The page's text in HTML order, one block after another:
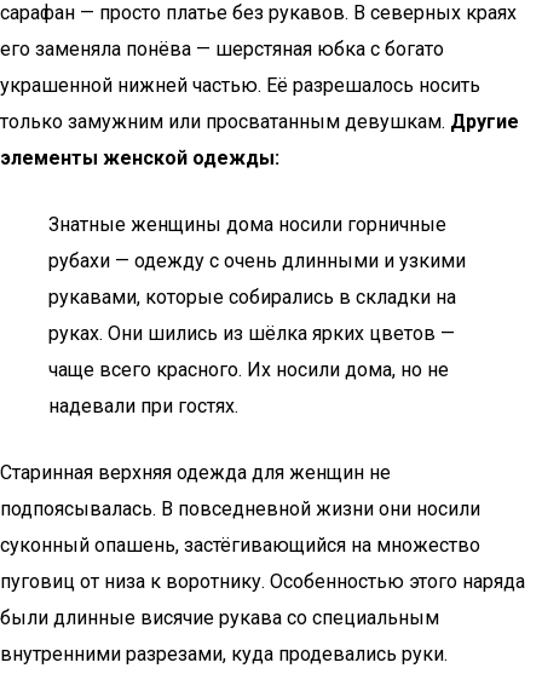
сарафан — просто платье без рукавов. В северных краях
его заменяла понёва — шерстяная юбка с богато
украшенной нижней частью. Её разрешалось носить
только замужним или просватанным девушкам. Другие
элементы женской одежды:
Знатные женщины дома носили горничные
рубахи — одежду с очень длинными и узкими
рукавами, которые собирались в складки на
руках. Они шились из шёлка ярких цветов —
чаще всего красного. Их носили дома, но не
надевали при гостях.
Старинная верхняя одежда для женщин не
подпоясывалась. В повседневной жизни они носили
суконный опашень, застёгивающийся на множество
пуговиц от низа к воротнику. Особенностью этого наряда
были длинные висячие рукава со специальным
внутренними разрезами, куда продевались руки.